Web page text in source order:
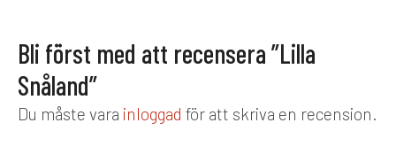
Bli först med att recensera ”Lilla
Snåland”
Du måste vara inloggad för att skriva en recension.